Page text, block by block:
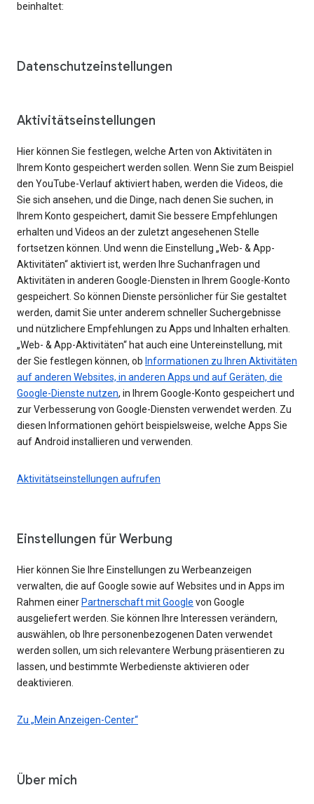
beinhaltet:
Datenschutzeinstellungen
Aktivitätseinstellungen
Hier können Sie festlegen, welche Arten von Aktivitäten in
Ihrem Konto gespeichert werden sollen. Wenn Sie zum Beispiel
den YouTube-Verlauf aktiviert haben, werden die Videos, die
Sie sich ansehen, und die Dinge, nach denen Sie suchen, in
Ihrem Konto gespeichert, damit Sie bessere Empfehlungen
erhalten und Videos an der zuletzt angesehenen Stelle
fortsetzen können. Und wenn die Einstellung „Web- & App-
Aktivitäten“ aktiviert ist, werden Ihre Suchanfragen und
Aktivitäten in anderen Google-Diensten in Ihrem Google-Konto
gespeichert. So können Dienste persönlicher für Sie gestaltet
werden, damit Sie unter anderem schneller Suchergebnisse
und nützlichere Empfehlungen zu Apps und Inhalten erhalten.
„Web- & App-Aktivitäten“ hat auch eine Untereinstellung, mit
der Sie festlegen können, ob Informationen zu Ihren Aktivitäten
auf anderen Websites, in anderen Apps und auf Geräten, die
Google-Dienste nutzen, in Ihrem Google-Konto gespeichert und
zur Verbesserung von Google-Diensten verwendet werden. Zu
diesen Informationen gehört beispielsweise, welche Apps Sie
auf Android installieren und verwenden.
Aktivitätseinstellungen aufrufen
Einstellungen für Werbung
Hier können Sie Ihre Einstellungen zu Werbeanzeigen
verwalten, die auf Google sowie auf Websites und in Apps im
Rahmen einer Partnerschaft mit Google von Google
ausgeliefert werden. Sie können Ihre Interessen verändern,
auswählen, ob Ihre personenbezogenen Daten verwendet
werden sollen, um sich relevantere Werbung präsentieren zu
lassen, und bestimmte Werbedienste aktivieren oder
deaktivieren.
Zu „Mein Anzeigen-Center“
Über mich